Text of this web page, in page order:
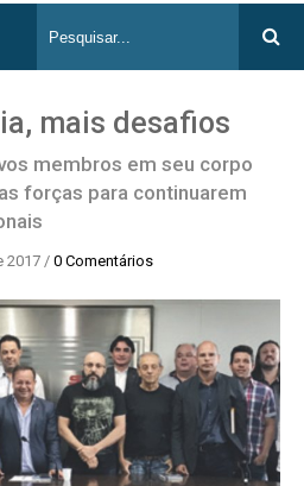
mais desafios
membros em seu corpo
forças para continuarem
2017 /0 Comentários